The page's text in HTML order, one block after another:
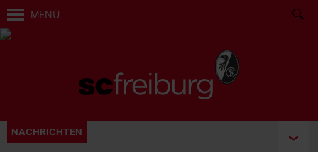
MENÜ
NACHRICHTEN